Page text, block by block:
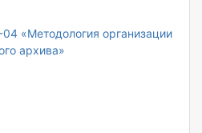
04 «Методология организации
архива»